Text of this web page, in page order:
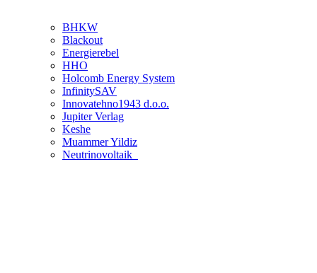
BHKW
Blackout
Energierebel
HHO
Holcomb Energy System
InfinitySAV
Innovatehno1943 d.o.o.
Jupiter Verlag
Keshe
Muammer Yildiz
Neutrinovoltaik